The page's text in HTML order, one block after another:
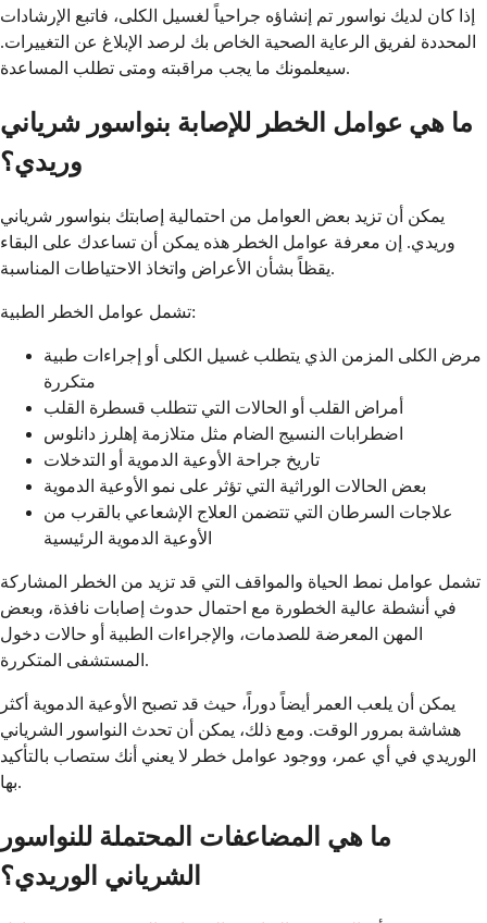
إذا كان لديك نواسور تم إنشاؤه جراحياً لغسيل الكلى، فاتبع الإرشادات
المحددة لفريق الرعاية الصحية الخاص بك لرصد الإبلاغ عن التغييرات.
سيعلمونك ما يجب مراقبته ومتى تطلب المساعدة.
ما هي عوامل الخطر للإصابة بنواسور شرياني
وريدي؟
يمكن أن تزيد بعض العوامل من احتمالية إصابتك بنواسور شرياني
وريدي. إن معرفة عوامل الخطر هذه يمكن أن تساعدك على البقاء
يقظاً بشأن الأعراض واتخاذ الاحتياطات المناسبة.
تشمل عوامل الخطر الطبية:
مرض الكلى المزمن الذي يتطلب غسيل الكلى أو إجراءات طبية
متكررة
أمراض القلب أو الحالات التي تتطلب قسطرة القلب
اضطرابات النسيج الضام مثل متلازمة إهلرز دانلوس
تاريخ جراحة الأوعية الدموية أو التدخلات
بعض الحالات الوراثية التي تؤثر على نمو الأوعية الدموية
علاجات السرطان التي تتضمن العلاج الإشعاعي بالقرب من
الأوعية الدموية الرئيسية
تشمل عوامل نمط الحياة والمواقف التي قد تزيد من الخطر المشاركة
في أنشطة عالية الخطورة مع احتمال حدوث إصابات نافذة، وبعض
المهن المعرضة للصدمات، والإجراءات الطبية أو حالات دخول
المستشفى المتكررة.
يمكن أن يلعب العمر أيضاً دوراً، حيث قد تصبح الأوعية الدموية أكثر
هشاشة بمرور الوقت. ومع ذلك، يمكن أن تحدث النواسور الشرياني
الوريدي في أي عمر، ووجود عوامل خطر لا يعني أنك ستصاب بالتأكيد
بها.
ما هي المضاعفات المحتملة للنواسور
الشرياني الوريدي؟